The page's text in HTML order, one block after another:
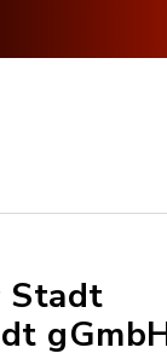
Stadt